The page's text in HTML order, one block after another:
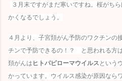
３月末ですがまだ寒いですね。桜がち
かくなるでしょう。
４月より、子宮頚がん予防のワクチンの
チンで予防できるの！？ と思われる方
頚がんは ヒトパピローマウイルス という
かっています。ウイルス感染が原因なら